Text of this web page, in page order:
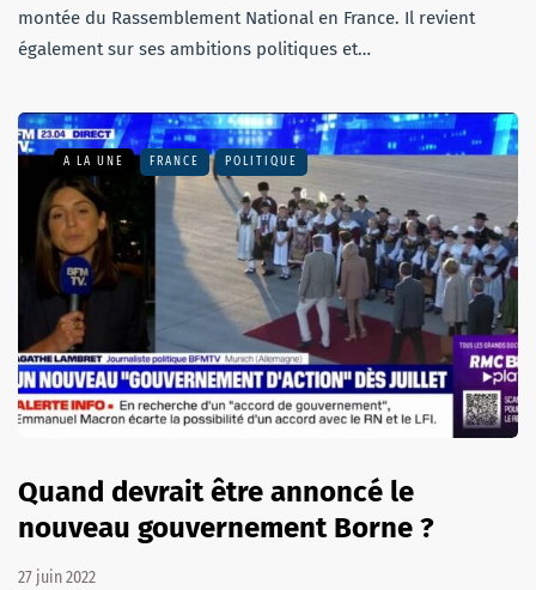
montée du Rassemblement National en France. Il revient
également sur ses ambitions politiques et…
A LA UNE FRANCE POLITIQUE
Quand devrait être annoncé le
nouveau gouvernement Borne ?
27 juin 2022